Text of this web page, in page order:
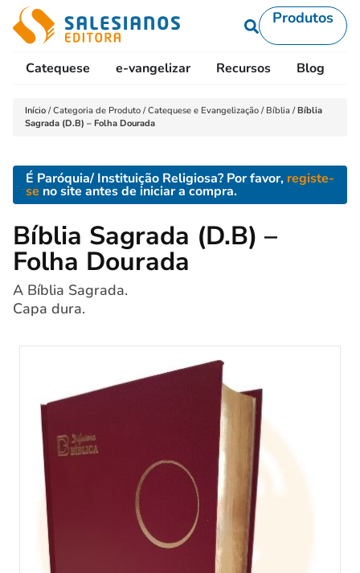
Produtos
Catequese e-vangelizar Recursos Blog
Início /Categoria de Produto /Catequese e Evangelização / Bíblia /Bíblia
Sagrada (D.B) – Folha Dourada
É Paróquia/ Instituição Religiosa? Por favor, registe-
se no site antes de iniciar a compra.
Bíblia Sagrada (D.B) –
Folha Dourada
A Bíblia Sagrada.
Capa dura.